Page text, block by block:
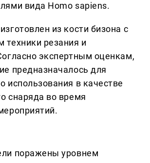
вида Homo sapiens.
из кости бизона с
техники резания и
экспертным оценкам,
предназначалось для
использования в качестве
снаряда во время
поражены уровнем